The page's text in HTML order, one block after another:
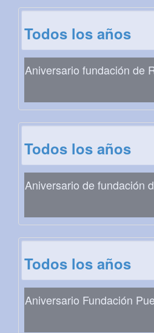
Todos los años
Aniversario fundación de
Todos los años
Aniversario de fundación
Todos los años
Aniversario Fundación